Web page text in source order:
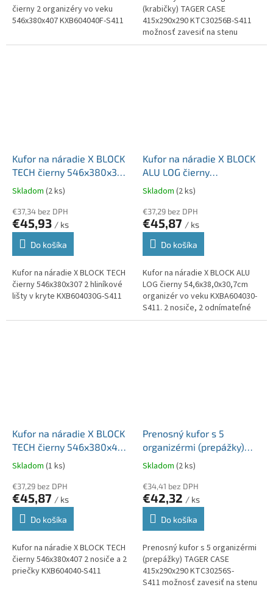
čierny 2 organizéry vo veku
546x380x407 KXB604040F-S411
(krabičky) TAGER CASE
415x290x290 KTC30256B-S411
možnosť zavesiť na stenu
Kufor na náradie X BLOCK
TECH čierny 546x380x307
2 hliníkové lišty v kryte
KXB604030G-S411
Skladom (2 ks)
€37,34 bez DPH
€45,93 / ks
Do košíka
Kufor na náradie X BLOCK TECH
čierny 546x380x307 2 hliníkové
lišty v kryte KXB604030G-S411
Kufor na náradie X BLOCK
ALU LOG čierny
54,6x38,0x30,7cm
organizér vo veku
KXBA604030-S411
Skladom (2 ks)
€37,29 bez DPH
€45,87 / ks
Do košíka
Kufor na náradie X BLOCK ALU
LOG čierny 54,6x38,0x30,7cm
organizér vo veku KXBA604030-
S411. 2 nosiče, 2 odnímateľné
priehradky a 2 držiaky.
Kufor na náradie X BLOCK
TECH čierny 546x380x407
2 nosiče a 2 priečky
KXB604040-S411
Skladom (1 ks)
€37,29 bez DPH
€45,87 / ks
Do košíka
Kufor na náradie X BLOCK TECH
čierny 546x380x407 2 nosiče a 2
priečky KXB604040-S411
Prenosný kufor s 5
organizérmi (prepážky)
TAGER CASE 415x290x290
KTC30256S-S411
Skladom (2 ks)
€34,41 bez DPH
€42,32 / ks
Do košíka
Prenosný kufor s 5 organizérmi
(prepážky) TAGER CASE
415x290x290 KTC30256S-
S411 možnosť zavesiť na stenu